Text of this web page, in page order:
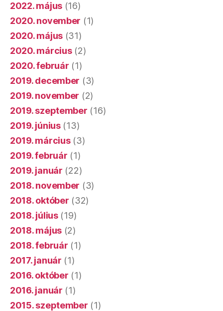
2022. május (16)
2020. november (1)
2020. május (31)
2020. március(2)
2020. február (1)
2019. december (3)
2019. november (2)
2019. szeptember (16)
2019. június(13)
2019. március(3)
2019. február (1)
2019. január (22)
2018. november (3)
2018. október (32)
2018. július(19)
2018. május (2)
2018. február (1)
2017. január (1)
2016. október (1)
2016. január (1)
2015. szeptember (1)